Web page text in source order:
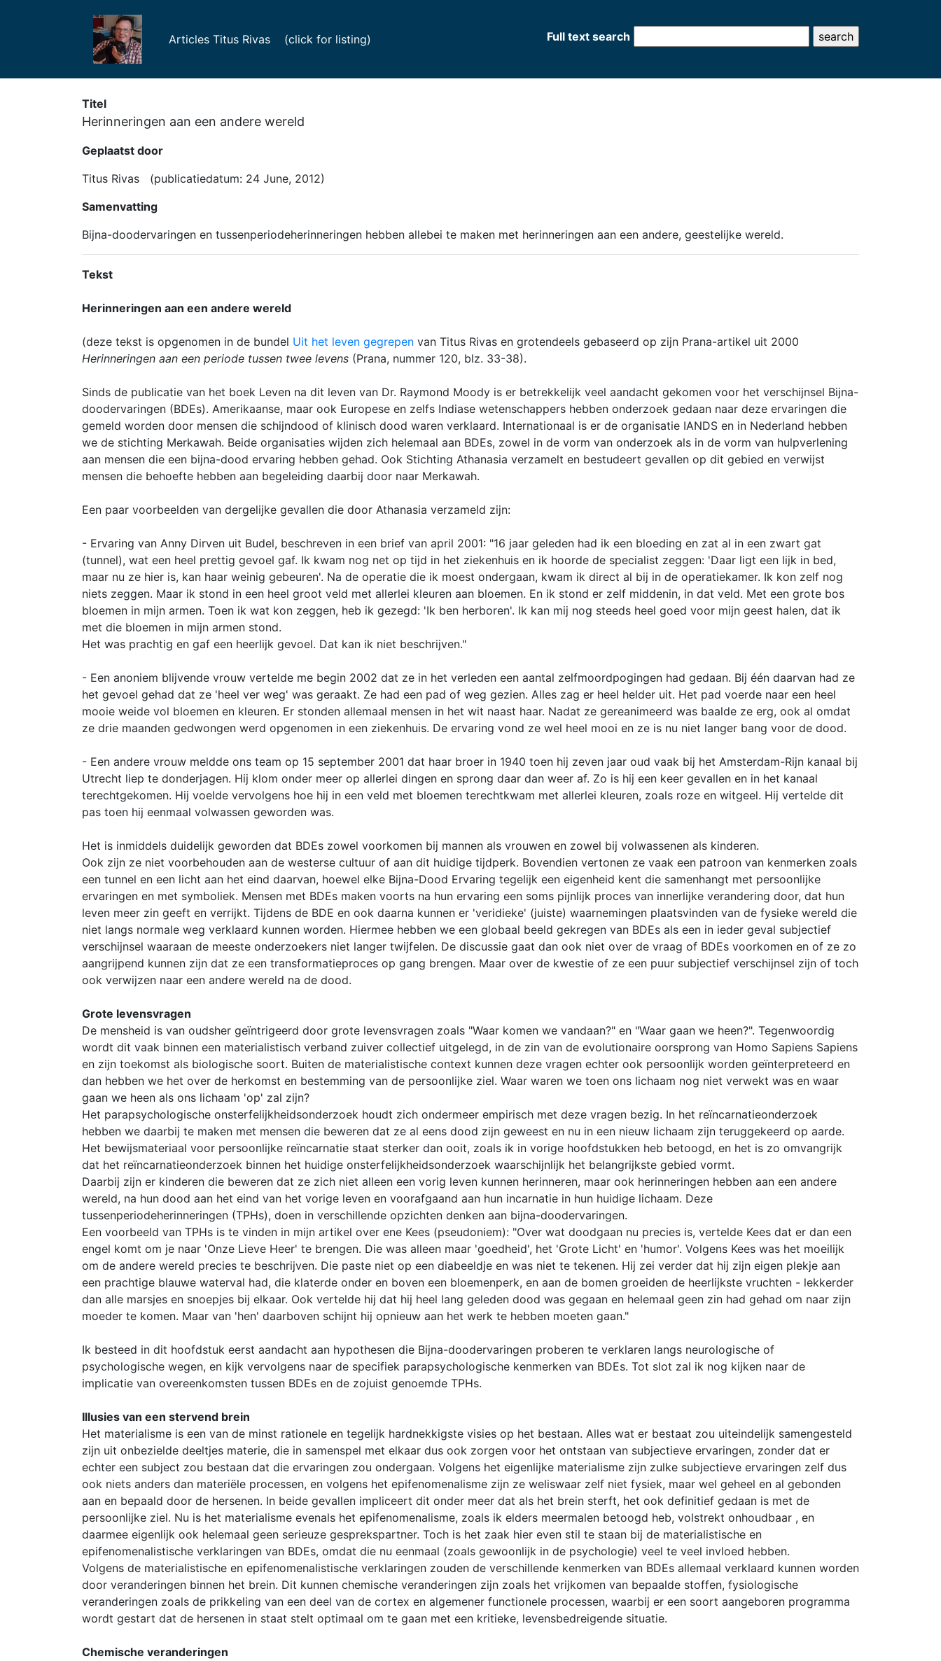
Articles Titus Rivas (click for listing) Full text search
Titel
Herinneringen aan een andere wereld
Geplaatst door
Titus Rivas (publicatiedatum: 24 June, 2012)
Samenvatting
Bijna-doodervaringen en tussenperiodeherinneringen hebben allebei te maken met herinneringen aan een andere, geestelijke wereld.
Tekst
Herinneringen aan een andere wereld
(deze tekst is opgenomen in de bundel Uit het leven gegrepen van Titus Rivas en grotendeels gebaseerd op zijn Prana-artikel uit 2000
Herinneringen aan een periode tussen twee levens (Prana, nummer 120, blz. 33-38).
Sinds de publicatie van het boek Leven na dit leven van Dr. Raymond Moody is er betrekkelijk veel aandacht gekomen voor het verschijnsel Bijna-
doodervaringen (BDEs). Amerikaanse, maar ook Europese en zelfs Indiase wetenschappers hebben onderzoek gedaan naar deze ervaringen die
gemeld worden door mensen die schijndood of klinisch dood waren verklaard. Internationaal is er de organisatie IANDS en in Nederland hebben
we de stichting Merkawah. Beide organisaties wijden zich helemaal aan BDEs, zowel in de vorm van onderzoek als in de vorm van hulpverlening
aan mensen die een bijna-dood ervaring hebben gehad. Ook Stichting Athanasia verzamelt en bestudeert gevallen op dit gebied en verwijst
mensen die behoefte hebben aan begeleiding daarbij door naar Merkawah.
Een paar voorbeelden van dergelijke gevallen die door Athanasia verzameld zijn:
- Ervaring van Anny Dirven uit Budel, beschreven in een brief van april 2001: "16 jaar geleden had ik een bloeding en zat al in een zwart gat
(tunnel), wat een heel prettig gevoel gaf. Ik kwam nog net op tijd in het ziekenhuis en ik hoorde de specialist zeggen: 'Daar ligt een lijk in bed,
maar nu ze hier is, kan haar weinig gebeuren'. Na de operatie die ik moest ondergaan, kwam ik direct al bij in de operatiekamer. Ik kon zelf nog
niets zeggen. Maar ik stond in een heel groot veld met allerlei kleuren aan bloemen. En ik stond er zelf middenin, in dat veld. Met een grote bos
bloemen in mijn armen. Toen ik wat kon zeggen, heb ik gezegd: 'Ik ben herboren'. Ik kan mij nog steeds heel goed voor mijn geest halen, dat ik
met die bloemen in mijn armen stond.
Het was prachtig en gaf een heerlijk gevoel. Dat kan ik niet beschrijven."
- Een anoniem blijvende vrouw vertelde me begin 2002 dat ze in het verleden een aantal zelfmoordpogingen had gedaan. Bij één daarvan had ze
het gevoel gehad dat ze 'heel ver weg' was geraakt. Ze had een pad of weg gezien. Alles zag er heel helder uit. Het pad voerde naar een heel
mooie weide vol bloemen en kleuren. Er stonden allemaal mensen in het wit naast haar. Nadat ze gereanimeerd was baalde ze erg, ook al omdat
ze drie maanden gedwongen werd opgenomen in een ziekenhuis. De ervaring vond ze wel heel mooi en ze is nu niet langer bang voor de dood.
- Een andere vrouw meldde ons team op 15 september 2001 dat haar broer in 1940 toen hij zeven jaar oud vaak bij het Amsterdam-Rijn kanaal bij
Utrecht liep te donderjagen. Hij klom onder meer op allerlei dingen en sprong daar dan weer af. Zo is hij een keer gevallen en in het kanaal
terechtgekomen. Hij voelde vervolgens hoe hij in een veld met bloemen terechtkwam met allerlei kleuren, zoals roze en witgeel. Hij vertelde dit
pas toen hij eenmaal volwassen geworden was.
Het is inmiddels duidelijk geworden dat BDEs zowel voorkomen bij mannen als vrouwen en zowel bij volwassenen als kinderen.
Ook zijn ze niet voorbehouden aan de westerse cultuur of aan dit huidige tijdperk. Bovendien vertonen ze vaak een patroon van kenmerken zoals
een tunnel en een licht aan het eind daarvan, hoewel elke Bijna-Dood Ervaring tegelijk een eigenheid kent die samenhangt met persoonlijke
ervaringen en met symboliek. Mensen met BDEs maken voorts na hun ervaring een soms pijnlijk proces van innerlijke verandering door, dat hun
leven meer zin geeft en verrijkt. Tijdens de BDE en ook daarna kunnen er 'veridieke' (juiste) waarnemingen plaatsvinden van de fysieke wereld die
niet langs normale weg verklaard kunnen worden. Hiermee hebben we een globaal beeld gekregen van BDEs als een in ieder geval subjectief
verschijnsel waaraan de meeste onderzoekers niet langer twijfelen. De discussie gaat dan ook niet over de vraag of BDEs voorkomen en of ze zo
aangrijpend kunnen zijn dat ze een transformatieproces op gang brengen. Maar over de kwestie of ze een puur subjectief verschijnsel zijn of toch
ook verwijzen naar een andere wereld na de dood.
Grote levensvragen
De mensheid is van oudsher geïntrigeerd door grote levensvragen zoals "Waar komen we vandaan?" en "Waar gaan we heen?". Tegenwoordig
wordt dit vaak binnen een materialistisch verband zuiver collectief uitgelegd, in de zin van de evolutionaire oorsprong van Homo Sapiens Sapiens
en zijn toekomst als biologische soort. Buiten de materialistische context kunnen deze vragen echter ook persoonlijk worden geïnterpreteerd en
dan hebben we het over de herkomst en bestemming van de persoonlijke ziel. Waar waren we toen ons lichaam nog niet verwekt was en waar
gaan we heen als ons lichaam 'op' zal zijn?
Het parapsychologische onsterfelijkheidsonderzoek houdt zich ondermeer empirisch met deze vragen bezig. In het reïncarnatieonderzoek
hebben we daarbij te maken met mensen die beweren dat ze al eens dood zijn geweest en nu in een nieuw lichaam zijn teruggekeerd op aarde.
Het bewijsmateriaal voor persoonlijke reïncarnatie staat sterker dan ooit, zoals ik in vorige hoofdstukken heb betoogd, en het is zo omvangrijk
dat het reïncarnatieonderzoek binnen het huidige onsterfelijkheidsonderzoek waarschijnlijk het belangrijkste gebied vormt.
Daarbij zijn er kinderen die beweren dat ze zich niet alleen een vorig leven kunnen herinneren, maar ook herinneringen hebben aan een andere
wereld, na hun dood aan het eind van het vorige leven en voorafgaand aan hun incarnatie in hun huidige lichaam. Deze
tussenperiodeherinneringen (TPHs), doen in verschillende opzichten denken aan bijna-doodervaringen.
Een voorbeeld van TPHs is te vinden in mijn artikel over ene Kees (pseudoniem): "Over wat doodgaan nu precies is, vertelde Kees dat er dan een
engel komt om je naar 'Onze Lieve Heer' te brengen. Die was alleen maar 'goedheid', het 'Grote Licht' en 'humor'. Volgens Kees was het moeilijk
om de andere wereld precies te beschrijven. Die paste niet op een diabeeldje en was niet te tekenen. Hij zei verder dat hij zijn eigen plekje aan
een prachtige blauwe waterval had, die klaterde onder en boven een bloemenperk, en aan de bomen groeiden de heerlijkste vruchten - lekkerder
dan alle marsjes en snoepjes bij elkaar. Ook vertelde hij dat hij heel lang geleden dood was gegaan en helemaal geen zin had gehad om naar zijn
moeder te komen. Maar van 'hen' daarboven schijnt hij opnieuw aan het werk te hebben moeten gaan."
Ik besteed in dit hoofdstuk eerst aandacht aan hypothesen die Bijna-doodervaringen proberen te verklaren langs neurologische of
psychologische wegen, en kijk vervolgens naar de specifiek parapsychologische kenmerken van BDEs. Tot slot zal ik nog kijken naar de
implicatie van overeenkomsten tussen BDEs en de zojuist genoemde TPHs.
Illusies van een stervend brein
Het materialisme is een van de minst rationele en tegelijk hardnekkigste visies op het bestaan. Alles wat er bestaat zou uiteindelijk samengesteld
zijn uit onbezielde deeltjes materie, die in samenspel met elkaar dus ook zorgen voor het ontstaan van subjectieve ervaringen, zonder dat er
echter een subject zou bestaan dat die ervaringen zou ondergaan. Volgens het eigenlijke materialisme zijn zulke subjectieve ervaringen zelf dus
ook niets anders dan materiële processen, en volgens het epifenomenalisme zijn ze weliswaar zelf niet fysiek, maar wel geheel en al gebonden
aan en bepaald door de hersenen. In beide gevallen impliceert dit onder meer dat als het brein sterft, het ook definitief gedaan is met de
persoonlijke ziel. Nu is het materialisme evenals het epifenomenalisme, zoals ik elders meermalen betoogd heb, volstrekt onhoudbaar , en
daarmee eigenlijk ook helemaal geen serieuze gesprekspartner. Toch is het zaak hier even stil te staan bij de materialistische en
epifenomenalistische verklaringen van BDEs, omdat die nu eenmaal (zoals gewoonlijk in de psychologie) veel te veel invloed hebben.
Volgens de materialistische en epifenomenalistische verklaringen zouden de verschillende kenmerken van BDEs allemaal verklaard kunnen worden
door veranderingen binnen het brein. Dit kunnen chemische veranderingen zijn zoals het vrijkomen van bepaalde stoffen, fysiologische
veranderingen zoals de prikkeling van een deel van de cortex en algemener functionele processen, waarbij er een soort aangeboren programma
wordt gestart dat de hersenen in staat stelt optimaal om te gaan met een kritieke, levensbedreigende situatie.
Chemische veranderingen